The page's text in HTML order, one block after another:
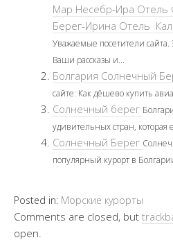
Мар Несебр-Ира Отель
Берег-Ирина Отель Кал
Уважаемые посетители сайта.
Ваши рассказы и...
Болгария Солнечный
сайте: Как дёшево купить
Солнечный берег
удивительных стран, которая
Солнечный Берег
популярный курорт в
Posted in: Морские курорты
Comments are closed, but
open.